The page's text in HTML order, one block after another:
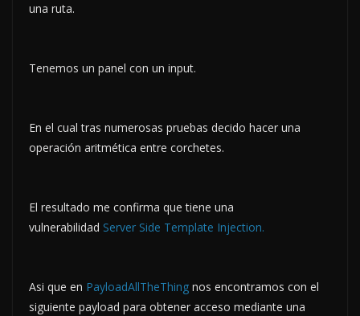
una ruta.
Tenemos un panel con un input.
En el cual tras numerosas pruebas decido hacer una
operación aritmética entre corchetes.
El resultado me confirma que tiene una
vulnerabilidad Server Side Template Injection.
Asi que en PayloadAllTheThing nos encontramos con el
siguiente payload para obtener acceso mediante una